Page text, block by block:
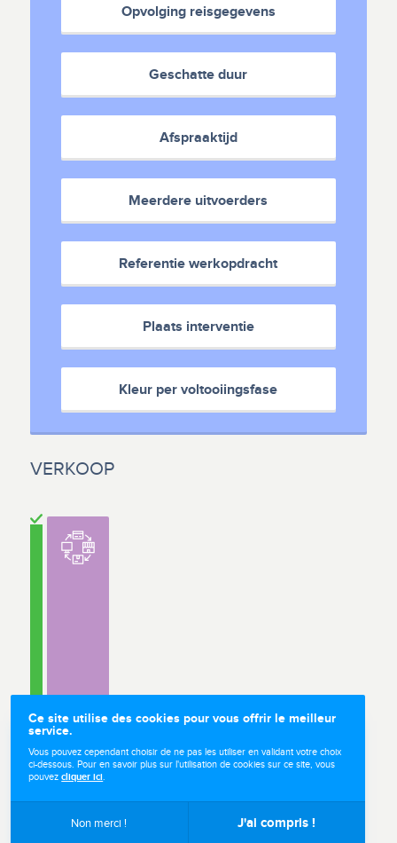
Opvolging reisgegevens
Geschatte duur
Afspraaktijd
Meerdere uitvoerders
Referentie werkopdracht
Plaats interventie
Kleur per voltooiingsfase
VERKOOP
Ce site utilise des cookies pour vous offrir le meilleur
service.
Vous pouvez cependant choisir de ne pas les utiliser en validant votre choix
ci-dessous. Pour en savoir plus sur l'utilisation de cookies sur ce site, vous
pouvezcliquer ici.
Non merci ! J'ai compris !